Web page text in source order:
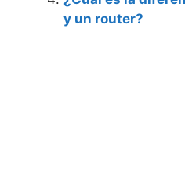
y un router?